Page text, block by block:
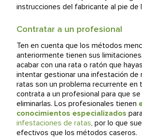
instrucciones del fabricante al pie de
Contratar a un profesional
Ten en cuenta que los métodos
anteriormente tienen sus
acabar con una rata o ratón que
intentar gestionar una infestación de
ratas son un problema recurrente en
contrata a un profesional para que
eliminarlas. Los profesionales tienen
conocimientos especializados
infestaciones de ratas, por lo que
efectivos que los métodos caseros.